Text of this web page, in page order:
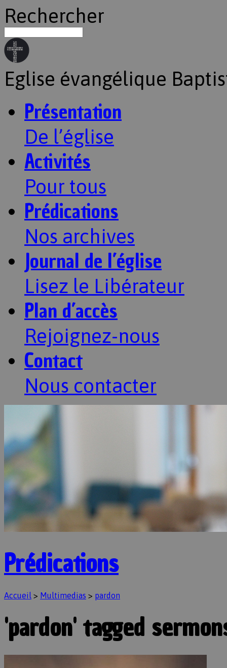
Rechercher
Eglise évangélique
Présentation
De l’église
Activités
Pour tous
Prédications
Nos archives
Journal de l’église
Lisez le Libérateur
Plan d’accès
Rejoignez-nous
Contact
Nous contacter
Prédications
Accueil > Multimedias > pardon
'pardon' tagged